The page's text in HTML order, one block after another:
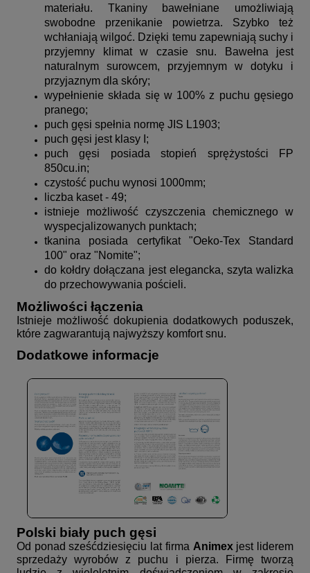
materiału. Tkaniny bawełniane umożliwiają
swobodne przenikanie powietrza. Szybko też
wchłaniają wilgoć. Dzięki temu zapewniają suchy i
przyjemny klimat w czasie snu. Bawełna jest
naturalnym surowcem, przyjemnym w dotyku i
przyjaznym dla skóry;
wypełnienie składa się w 100% z puchu gęsiego
pranego;
puch gęsi spełnia normę JIS L1903;
puch gęsi jest klasy I;
puch gęsi posiada stopień sprężystości FP
850cu.in;
czystość puchu wynosi 1000mm;
liczba kaset - 49;
istnieje możliwość czyszczenia chemicznego w
wyspecjalizowanych punktach;
tkanina posiada certyfikat "Oeko-Tex Standard
100" oraz "Nomite";
do kołdry dołączana jest elegancka, szyta walizka
do przechowywania pościeli.
Możliwości łączenia
Istnieje możliwość dokupienia dodatkowych poduszek,
które zagwarantują najwyższy komfort snu.
Dodatkowe informacje
Polski biały puch gęsi
Od ponad sześćdziesięciu lat firma Animexjest liderem
sprzedaży wyrobów z puchu i pierza. Firmę tworzą